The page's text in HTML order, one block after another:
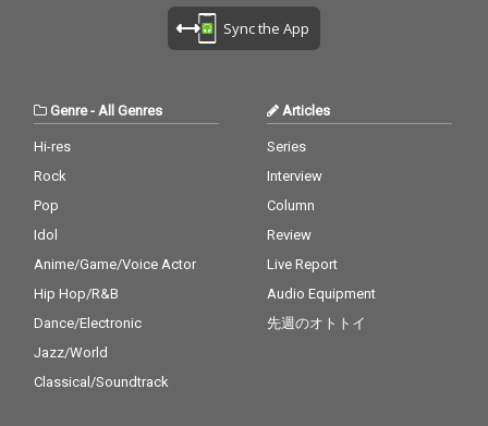
Sync the App
Genre- All Genres
Hi-res
Rock
Pop
Idol
Anime/Game/Voice Actor
Hip Hop/R&B
Dance/Electronic
Jazz/World
Classical/Soundtrack
Articles
Series
Interview
Column
Review
Live Report
Audio Equipment
先週のオトトイ